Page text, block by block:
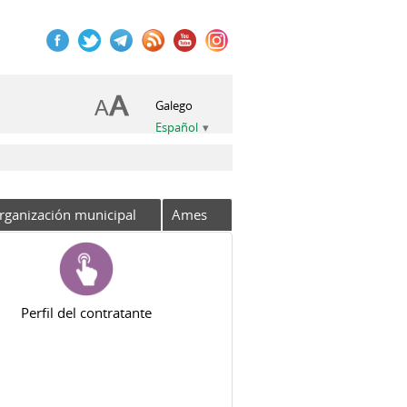
Galego
Español
municipal Ames
Perfil del contratante